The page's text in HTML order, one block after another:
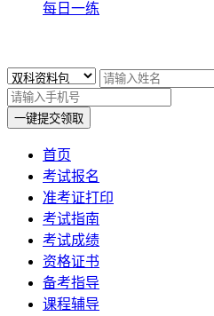
每日一练
一键提交领取
首页
考试报名
准考证打印
考试指南
考试成绩
资格证书
备考指导
课程辅导